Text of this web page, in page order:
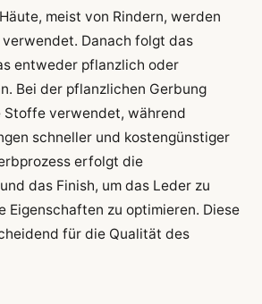
meist von Rindern, werden
Danach folgt das
entweder pflanzlich oder
Bei der pflanzlichen Gerbung
verwendet, während
schneller und kostengünstiger
erfolgt die
das Finish, um das Leder zu
Eigenschaften zu optimieren. Diese
für die Qualität des